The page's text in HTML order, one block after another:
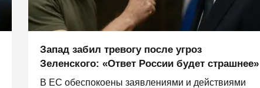
Запад забил тревогу после угроз
Зеленского: «Ответ России будет страшнее»
В ЕС обеспокоены заявлениями и действиями